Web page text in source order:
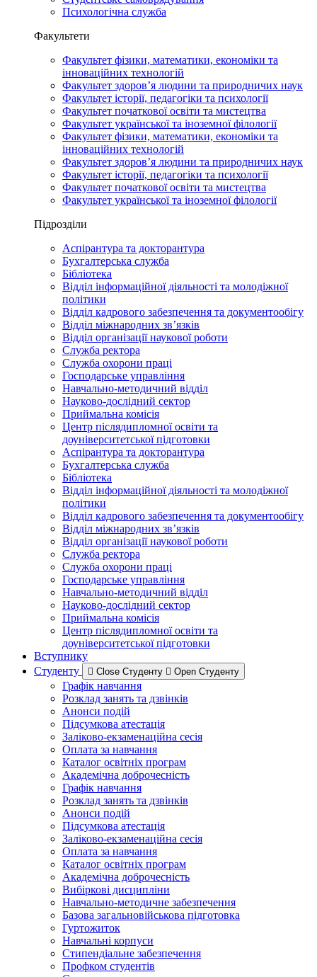
Психологічна служба
Факультети
Факультет фізики, математики, економіки та
інноваційних технологій
Факультет здоров’я людини та природничих наук
Факультет історії, педагогіки та психології
Факультет початкової освіти та мистецтва
Факультет української та іноземної філології
Факультет фізики, математики, економіки та
інноваційних технологій
Факультет здоров’я людини та природничих наук
Факультет історії, педагогіки та психології
Факультет початкової освіти та мистецтва
Факультет української та іноземної філології
Підрозділи
Аспірантура та докторантура
Бухгалтерська служба
Бібліотека
Відділ інформаційної діяльності та молодіжної
політики
Відділ кадрового забезпечення та документообігу
Відділ міжнародних зв’язків
Відділ організації наукової роботи
Служба ректора
Служба охорони праці
Господарське управління
Навчально-методичний відділ
Науково-дослідний сектор
Приймальна комісія
Центр післядипломної освіти та
доуніверситетської підготовки
Аспірантура та докторантура
Бухгалтерська служба
Бібліотека
Відділ інформаційної діяльності та молодіжної
політики
Відділ кадрового забезпечення та документообігу
Відділ міжнародних зв’язків
Відділ організації наукової роботи
Служба ректора
Служба охорони праці
Господарське управління
Навчально-методичний відділ
Науково-дослідний сектор
Приймальна комісія
Центр післядипломної освіти та
доуніверситетської підготовки
Вступнику
Студенту
Close Студенту Open Студенту
Графік навчання
Розклад занять та дзвінків
Анонси подій
Підсумкова атестація
Заліково-екзаменаційна сесія
Оплата за навчання
Каталог освітніх програм
Академічна доброчесність
Графік навчання
Розклад занять та дзвінків
Анонси подій
Підсумкова атестація
Заліково-екзаменаційна сесія
Оплата за навчання
Каталог освітніх програм
Академічна доброчесність
Вибіркові дисципліни
Навчально-методичне забезпечення
Базова загальновійськова підготовка
Гуртожиток
Навчальні корпуси
Стипендіальне забезпечення
Профком студентів